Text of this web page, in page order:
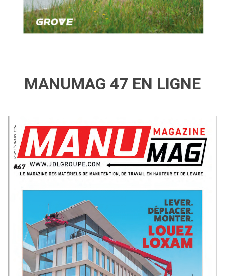
MANUMAG 47 EN LIGNE